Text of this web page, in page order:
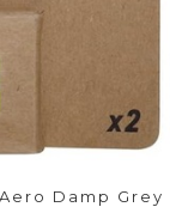
Damp Grey